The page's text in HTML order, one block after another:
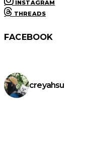
INSTAGRAM
THREADS
FACEBOOK
creyahsu